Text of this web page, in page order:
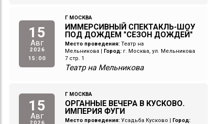
15
Авг
2026
15:00
Г МОСКВА
ИММЕРСИВНЫЙ СПЕКТАКЛЬ-ШОУ
ПОД ДОЖДЕМ "СЕЗОН ДОЖДЕЙ"
Место проведения: Театр на
Мельникова
Город: г. Москва, ул. Мельникова
7 стр. 1
Театр на Мельникова
15
Авг
Г МОСКВА
ОРГАННЫЕ ВЕЧЕРА В КУСКОВО.
ИМПЕРИЯ ФУГИ
Место проведения: Усадьба Кусково Город: